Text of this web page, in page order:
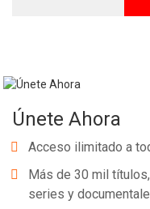
Únete Ahora
Acceso ilimitado a
Más de 30 mil
series y